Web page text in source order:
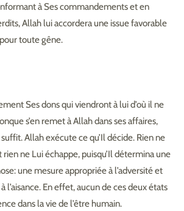
à Ses commandements et en
Allah lui accordera une issue favorable
toute gêne.
Ses dons qui viendront à lui d’où il ne
s’en remet à Allah dans ses affaires,
Allah exécute ce qu’Il décide. Rien ne
ne Lui échappe, puisqu’Il détermina une
une mesure appropriée à l’adversité et
l’aisance. En effet, aucun de ces deux états
dans la vie de l’être humain.